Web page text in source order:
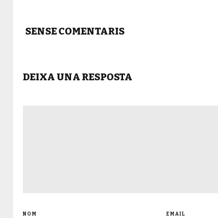
SENSE COMENTARIS
DEIXA UNA RESPOSTA
NOM EMAIL